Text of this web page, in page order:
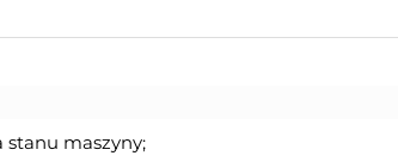
maszyny;